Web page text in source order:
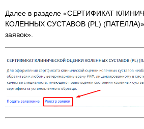
Далее в разделе «СЕРТИФИКАТ
КОЛЕННЫХ СУСТАВОВ (PL) (ПАТЕЛЛА)»
заявок».